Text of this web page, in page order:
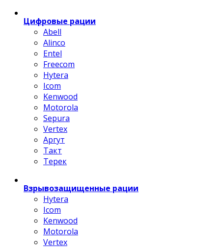
Цифровые рации
Abell
Alinco
Entel
Freecom
Hytera
Icom
Kenwood
Motorola
Sepura
Vertex
Аргут
Такт
Терек
Взрывозащищенные рации
Hytera
Icom
Kenwood
Motorola
Vertex